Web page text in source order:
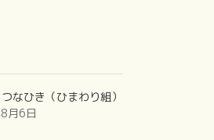
なひき（ひまわり組）
月6日